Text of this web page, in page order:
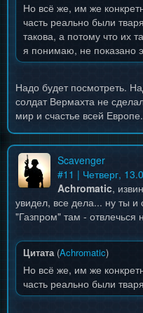
Но всё же, им же
часть реально были
такова, а потому что их
я понимаю, не показано
Надо будет посмотреть.
солдат Вермахта не
мир и счастье всей Европе.
Scavenger
#11 | Четверг,
Achromatic,
увидел, все дела... ну ты и
"Газпром" там - отвлечься
Цитата(Achromatic)
Но всё же, им же
часть реально были